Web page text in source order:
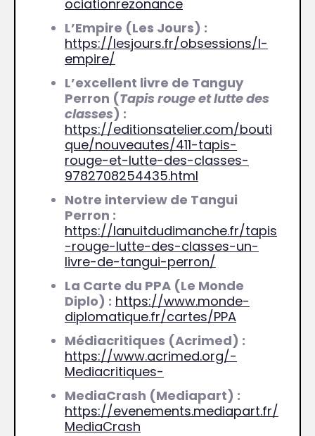
ociationrezonance
L’Empire (Les Jours) :
https://lesjours.fr/obsessions/l-
empire/
L’excellent livre de Tanguy
Perron (Tapis rouge et lutte des
classes) :
https://editionsatelier.com/bouti
que/nouveautes/411-tapis-
rouge-et-lutte-des-classes-
9782708254435.html
Notre interview de Tangui
Perron :
https://lanuitdudimanche.fr/tapis
-rouge-lutte-des-classes-un-
livre-de-tangui-perron/
La Carte du PPA (Le Monde
Diplo) : https://www.monde-
diplomatique.fr/cartes/PPA
Médiacritiques (Acrimed) :
https://www.acrimed.org/-
Mediacritiques-
MediaCrash (Mediapart) :
https://evenements.mediapart.fr/
MediaCrash